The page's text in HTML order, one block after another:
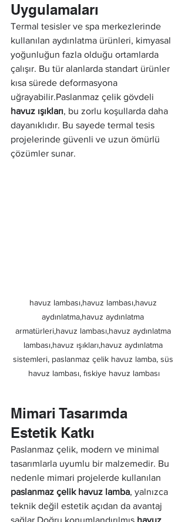
Uygulamaları
Termal tesisler ve spa merkezlerinde
kullanılan aydınlatma ürünleri, kimyasal
yoğunluğun fazla olduğu ortamlarda
çalışır. Bu tür alanlarda standart ürünler
kısa sürede deformasyona
uğrayabilir.Paslanmaz çelik gövdeli
havuz ışıkları, bu zorlu koşullarda daha
dayanıklıdır. Bu sayede termal tesis
projelerinde güvenli ve uzun ömürlü
çözümler sunar.
havuz lambası,havuz lambası,havuz
aydınlatma,havuz aydınlatma
armatürleri,havuz lambası,havuz aydınlatma
lambası,havuz ışıkları,havuz aydınlatma
sistemleri, paslanmaz çelik havuz lamba, süs
havuz lambası, fıskiye havuz lambası
Mimari Tasarımda
Estetik Katkı
Paslanmaz çelik, modern ve minimal
tasarımlarla uyumlu bir malzemedir. Bu
nedenle mimari projelerde kullanılan
paslanmaz çelik havuz lamba, yalnızca
teknik değil estetik açıdan da avantaj
sağlar.Doğru konumlandırılmış havuz